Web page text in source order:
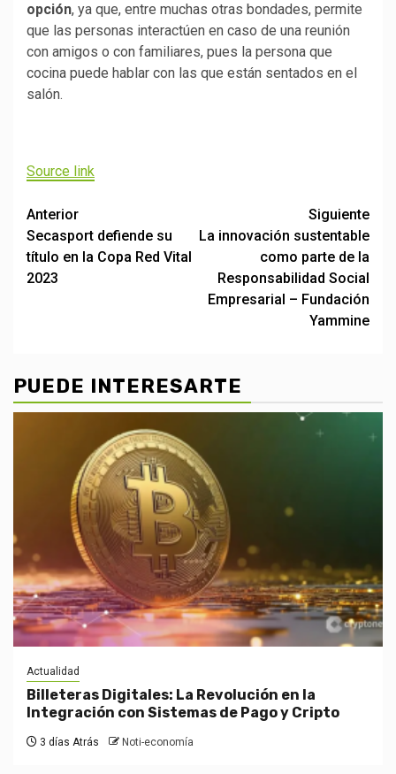
opción, ya que, entre muchas otras bondades, permite
que las personas interactúen en caso de una reunión
con amigos o con familiares, pues la persona que
cocina puede hablar con las que están sentados en el
salón.
Source link
Post
navigation
Anterior
Secasport defiende su
título en la Copa Red Vital
2023
Siguiente
La innovación sustentable
como parte de la
Responsabilidad Social
Empresarial – Fundación
Yammine
PUEDE INTERESARTE
Actualidad
Billeteras Digitales: La Revolución en la
Integración con Sistemas de Pago y Cripto
3 días Atrás Noti-economía